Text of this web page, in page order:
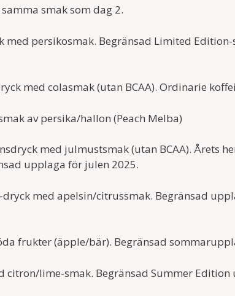
smak som dag 2.
med persikosmak. Begränsad Limited
med colasmak (utan BCAA). Ordinarie
av persika/hallon (Peach Melba)
med julmustsmak (utan BCAA). Årets
upplaga för julen 2025.
dryck med apelsin/citrussmak. Begränsad
frukter (äpple/bär). Begränsad
citron/lime-smak. Begränsad Summer